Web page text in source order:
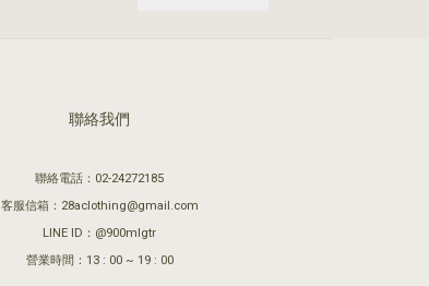
聯絡我們
聯絡電話：02-24272185
客服信箱：28aclothing@gmail.com
LINE ID：@900mlgtr
營業時間：13 : 00 ~ 19 : 00